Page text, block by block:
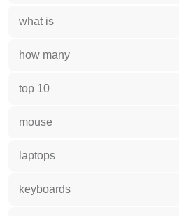
what is
how many
top 10
mouse
laptops
keyboards